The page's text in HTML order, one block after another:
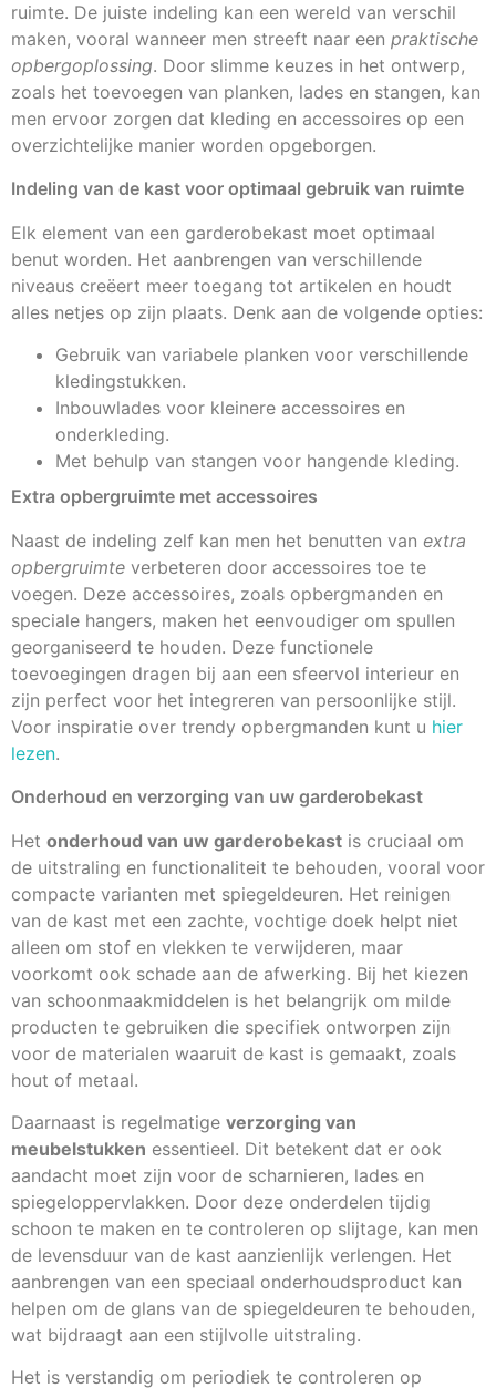
ruimte. De juiste indeling kan een wereld van verschil
maken, vooral wanneer men streeft naar een praktische
opbergoplossing. Door slimme keuzes in het ontwerp,
zoals het toevoegen van planken, lades en stangen, kan
men ervoor zorgen dat kleding en accessoires op een
overzichtelijke manier worden opgeborgen.
Indeling van de kast voor optimaal gebruik van ruimte
Elk element van een garderobekast moet optimaal
benut worden. Het aanbrengen van verschillende
niveaus creëert meer toegang tot artikelen en houdt
alles netjes op zijn plaats. Denk aan de volgende opties:
Gebruik van variabele planken voor verschillende
kledingstukken.
Inbouwlades voor kleinere accessoires en
onderkleding.
Met behulp van stangen voor hangende kleding.
Extra opbergruimte met accessoires
Naast de indeling zelf kan men het benutten van extra
opbergruimte verbeteren door accessoires toe te
voegen. Deze accessoires, zoals opbergmanden en
speciale hangers, maken het eenvoudiger om spullen
georganiseerd te houden. Deze functionele
toevoegingen dragen bij aan een sfeervol interieur en
zijn perfect voor het integreren van persoonlijke stijl.
Voor inspiratie over trendy opbergmanden kunt u hier
lezen.
Onderhoud en verzorging van uw garderobekast
Het onderhoud van uw garderobekast is cruciaal om
de uitstraling en functionaliteit te behouden, vooral voor
compacte varianten met spiegeldeuren. Het reinigen
van de kast met een zachte, vochtige doek helpt niet
alleen om stof en vlekken te verwijderen, maar
voorkomt ook schade aan de afwerking. Bij het kiezen
van schoonmaakmiddelen is het belangrijk om milde
producten te gebruiken die specifiek ontworpen zijn
voor de materialen waaruit de kast is gemaakt, zoals
hout of metaal.
Daarnaast is regelmatige verzorging van
meubelstukken essentieel. Dit betekent dat er ook
aandacht moet zijn voor de scharnieren, lades en
spiegeloppervlakken. Door deze onderdelen tijdig
schoon te maken en te controleren op slijtage, kan men
de levensduur van de kast aanzienlijk verlengen. Het
aanbrengen van een speciaal onderhoudsproduct kan
helpen om de glans van de spiegeldeuren te behouden,
wat bijdraagt aan een stijlvolle uitstraling.
Het is verstandig om periodiek te controleren op